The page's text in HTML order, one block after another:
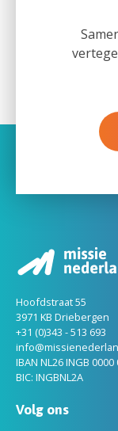
Hoofdstraat 55
3971 KB Driebergen
+31 (0)343 - 513 693
IBAN NL26 INGB 0000
BIC: INGBNL2A
Volg ons